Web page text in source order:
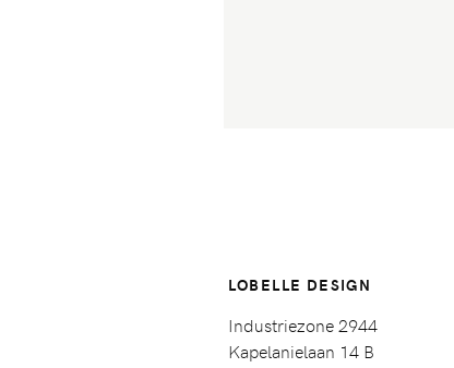
LOBELLE DESIGN
Industriezone 2944
Kapelanielaan 14 B